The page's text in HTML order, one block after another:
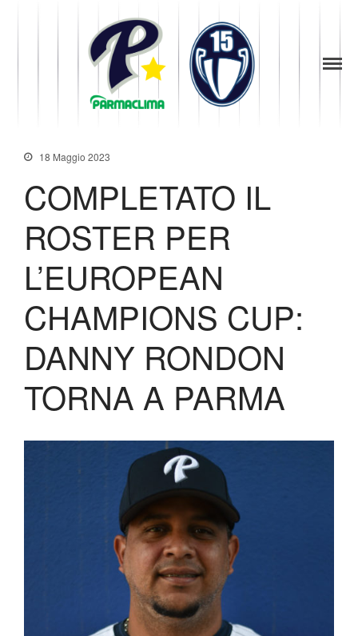
News
Storia
Codice di Condotta
Palmares
Squadra
Contatti
Biglietteria
Lo Stadio
Shop
18 Maggio 2023
COMPLETATO IL
ROSTER PER
L’EUROPEAN
CHAMPIONS CUP:
DANNY RONDON
TORNA A PARMA